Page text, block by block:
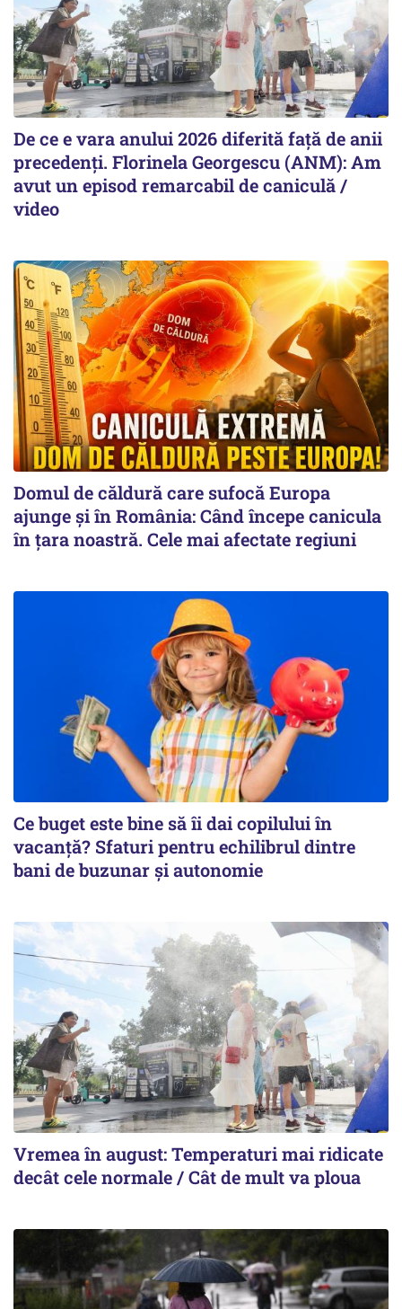
De ce e vara anului 2026 diferită față de anii
precedenți. Florinela Georgescu (ANM): Am
avut un episod remarcabil de caniculă /
video
Domul de căldură care sufocă Europa
ajunge și în România: Când începe canicula
în țara noastră. Cele mai afectate regiuni
Ce buget este bine să îi dai copilului în
vacanță? Sfaturi pentru echilibrul dintre
bani de buzunar și autonomie
Vremea în august: Temperaturi mai ridicate
decât cele normale / Cât de mult va ploua